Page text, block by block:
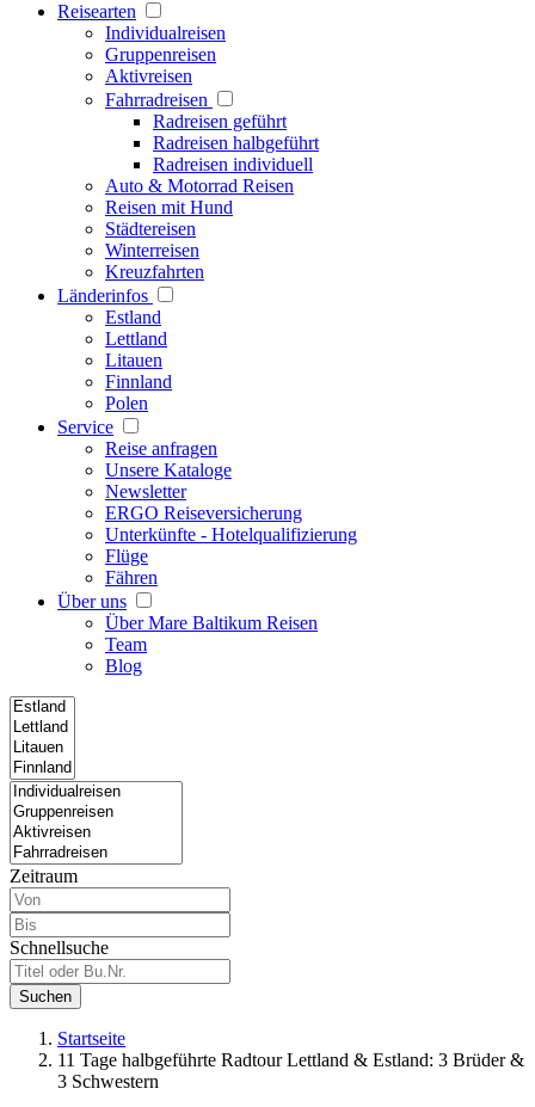
Reisearten
Individualreisen
Gruppenreisen
Aktivreisen
Fahrradreisen
Radreisen geführt
Radreisen halbgeführt
Radreisen individuell
Auto & Motorrad Reisen
Reisen mit Hund
Städtereisen
Winterreisen
Kreuzfahrten
Länderinfos
Estland
Lettland
Litauen
Finnland
Polen
Service
Reise anfragen
Unsere Kataloge
Newsletter
ERGO Reiseversicherung
Unterkünfte - Hotelqualifizierung
Flüge
Fähren
Über uns
Über Mare Baltikum Reisen
Team
Blog
Zeitraum
Schnellsuche
Suchen
Startseite
11 Tage halbgeführte Radtour Lettland & Estland: 3 Brüder &
3 Schwestern